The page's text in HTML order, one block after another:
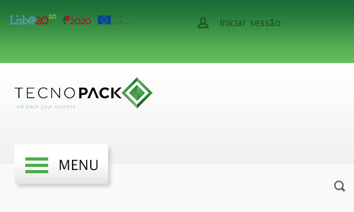
Iniciar sessão